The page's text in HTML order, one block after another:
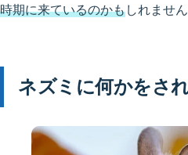
時期に来ているのかもしれません
ネズミに何かをさ